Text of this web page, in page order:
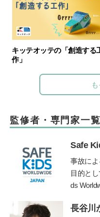
キッテオッテの「創造する
作」
監修者・専門家一覧
Safe
事故に
目的と
ds
子どもの
長谷川